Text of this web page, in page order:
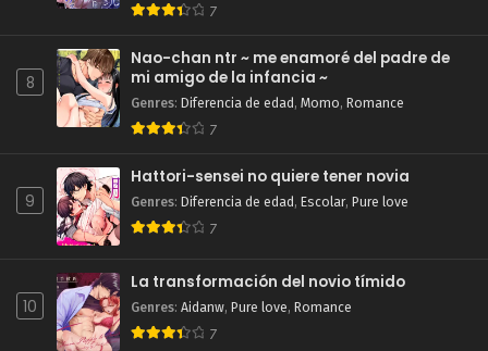
7
8
Nao-chan ntr ~ me enamoré del padre de
mi amigo de la infancia ~
Genres: Diferencia de edad , Momo, Romance
7
9
Hattori-sensei no quiere tener novia
Genres: Diferencia de edad , Escolar, Pure love
7
10
La transformación del novio tímido
Genres: Aidanw, Pure love, Romance
7